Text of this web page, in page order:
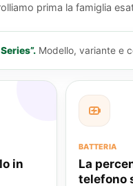
prima la famiglia
Modello, variante e
in
BATTERIA
La
telefono